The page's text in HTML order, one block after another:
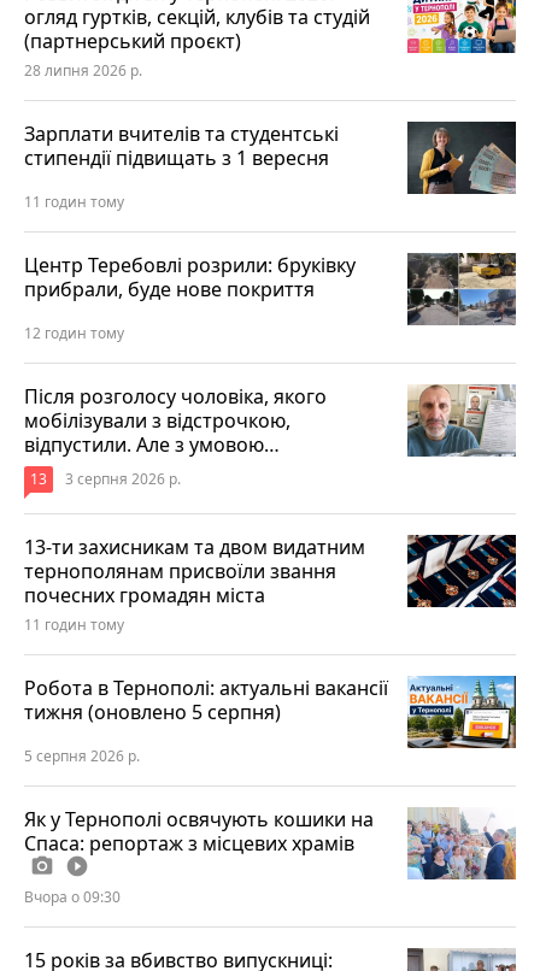
огляд гуртків, секцій, клубів та студій
(партнерський проєкт)
28 липня 2026 р.
Зарплати вчителів та студентські
стипендії підвищать з 1 вересня
11 годин тому
Центр Теребовлі розрили: бруківку
прибрали, буде нове покриття
12 годин тому
Після розголосу чоловіка, якого
мобілізували з відстрочкою,
відпустили. Але з умовою…
13 3 серпня 2026 р.
13-ти захисникам та двом видатним
тернополянам присвоїли звання
почесних громадян міста
11 годин тому
Робота в Тернополі: актуальні вакансії
тижня (оновлено 5 серпня)
5 серпня 2026 р.
Як у Тернополі освячують кошики на
Спаса: репортаж з місцевих храмів
photo_camera play_circle_filled
Вчора о 09:30
15 років за вбивство випускниці: